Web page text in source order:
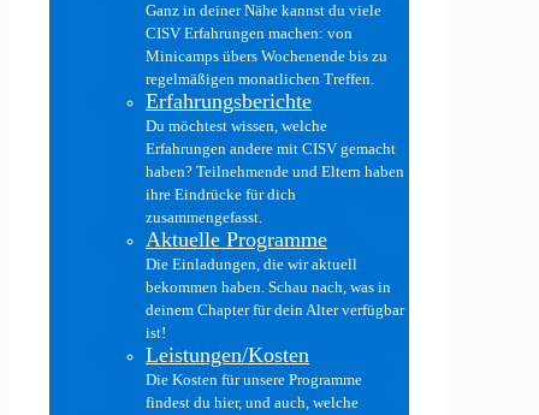
Ganz in deiner Nähe kannst du viele
CISV Erfahrungen machen: von
Minicamps übers Wochenende bis zu
regelmäßigen monatlichen Treffen.
Erfahrungsberichte
Du möchtest wissen, welche
Erfahrungen andere mit CISV gemacht
haben? Teilnehmende und Eltern haben
ihre Eindrücke für dich
zusammengefasst.
Aktuelle Programme
Die Einladungen, die wir aktuell
bekommen haben. Schau nach, was in
deinem Chapter für dein Alter verfügbar
ist!
Leistungen/Kosten
Die Kosten für unsere Programme
findest du hier, und auch, welche